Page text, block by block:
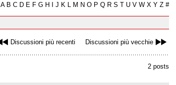
AB C D E F G H J K L M N O P Q R S T U V W X Y Z #
Discussioni più recenti Discussioni più vecchie
2 posts